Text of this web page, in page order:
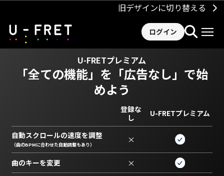
旧デザインに切り替える
ログイン
U-FRETプレミアム
「全ての機能」を 「広告なし」で始
めよう
登録な
し
U-FRETプレミアム
自動スクロールの速度を調整
（曲のBPMに合わせた自動調整もあり） ×
曲のキーを変更 ×